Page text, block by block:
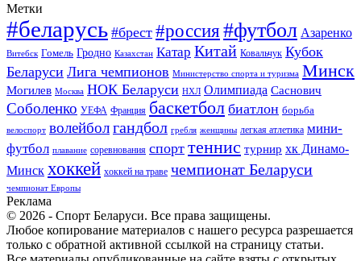
Метки
#беларусь #брест #россия#футбол Азаренко
Витебск Гомель Гродно Казахстан Катар Китай Ковальчук Кубок
Беларуси Лига чемпионов Министерство спорта и туризма Минск
Могилев Москва НОК Беларуси НХЛ Олимпиада Саснович
Соболенко УЕФА Франция баскетбол биатлон борьба
велоспорт волейболгандбол гребля женщины легкая атлетика мини-
футбол плавание соревнования спорт теннис турнир хк Динамо-
Минск хоккей хоккей на траве чемпионат Беларуси
чемпионат Европы
Реклама
© 2026 - Спорт Беларуси. Все права защищены.
Любое копирование материалов с нашего ресурса разрешается
только с обратной активной ссылкой на страницу статьи.